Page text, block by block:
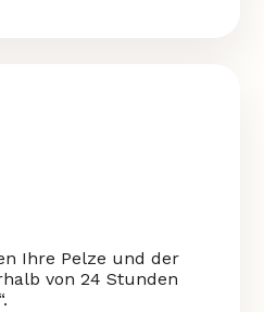
Ihre Pelze und der
von 24 Stunden